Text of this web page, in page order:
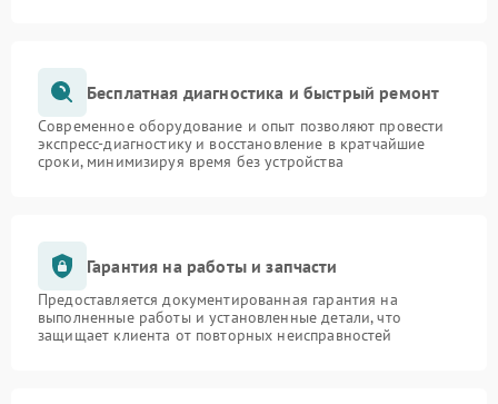
Бесплатная диагностика и быстрый ремонт
Современное оборудование и опыт позволяют провести
экспресс-диагностику и восстановление в кратчайшие
сроки, минимизируя время без устройства
Гарантия на работы и запчасти
Предоставляется документированная гарантия на
выполненные работы и установленные детали, что
защищает клиента от повторных неисправностей